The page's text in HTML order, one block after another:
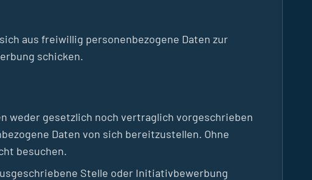
aus freiwillig personenbezogene Daten zur
schicken.
weder gesetzlich noch vertraglich vorgeschrieben
Daten von sich bereitzustellen. Ohne
besuchen.
Stelle oder Initiativbewerbung